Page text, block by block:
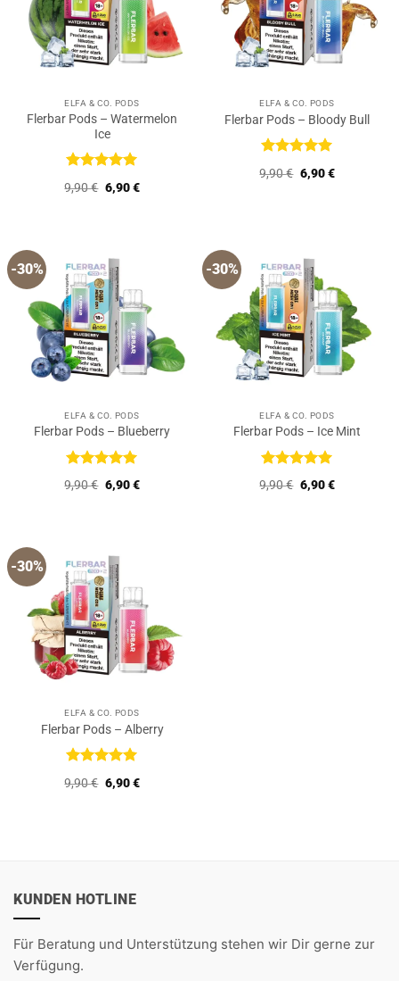
ELFA & CO. PODS
Flerbar Pods – Watermelon
Ice
Bewertet
mit 5 von
9,90€ Ursprünglicher
Preis
6,90€Aktueller
ELFA & CO. PODS
Flerbar Pods – Bloody Bull
Bewertet
mit 5 von
9,90€ Ursprünglicher
Preis
6,90€Aktueller
-30%
ELFA & CO. PODS
Flerbar Pods – Blueberry
Bewertet
mit 5 von
9,90€ Ursprünglicher
Preis
6,90€Aktueller
-30%
ELFA & CO. PODS
Flerbar Pods – Ice Mint
Bewertet
mit 5 von
9,90€ Ursprünglicher
Preis
6,90€Aktueller
-30%
ELFA & CO. PODS
Flerbar Pods – Alberry
Bewertet
mit 5 von
9,90€ Ursprünglicher
Preis
6,90€Aktueller
KUNDEN HOTLINE
Für Beratung und Unterstützung stehen wir Dir gerne zur
Verfügung.